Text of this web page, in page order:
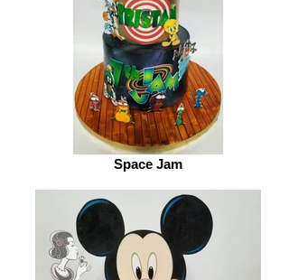
Space Jam